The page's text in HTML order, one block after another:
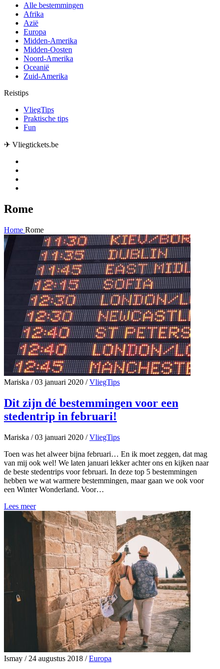
Alle bestemmingen
Afrika
Azië
Europa
Midden-Amerika
Midden-Oosten
Noord-Amerika
Oceanië
Zuid-Amerika
Reistips
VliegTips
Praktische tips
Fun
✈ Vliegtickets.be
Rome
Home Rome
Mariska /03 januari 2020 / VliegTips
Dit zijn dé bestemmingen voor een
stedentrip in februari!
Mariska /03 januari 2020 / VliegTips
Toen was het alweer bijna februari… En ik moet zeggen, dat mag
van mij ook wel! We laten januari lekker achter ons en kijken naar
de beste stedentrips voor februari. In deze top 5 bestemmingen
hebben we wat warmere bestemmingen, maar gaan we ook voor
een Winter Wonderland. Voor…
Lees meer
Ismay /24 augustus 2018 / Europa